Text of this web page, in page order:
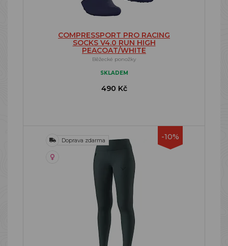
COMPRESSPORT PRO RACING
SOCKS V4.0 RUN HIGH
PEACOAT/WHITE
Běžecké ponožky
SKLADEM
490 Kč
-10%
Doprava zdarma